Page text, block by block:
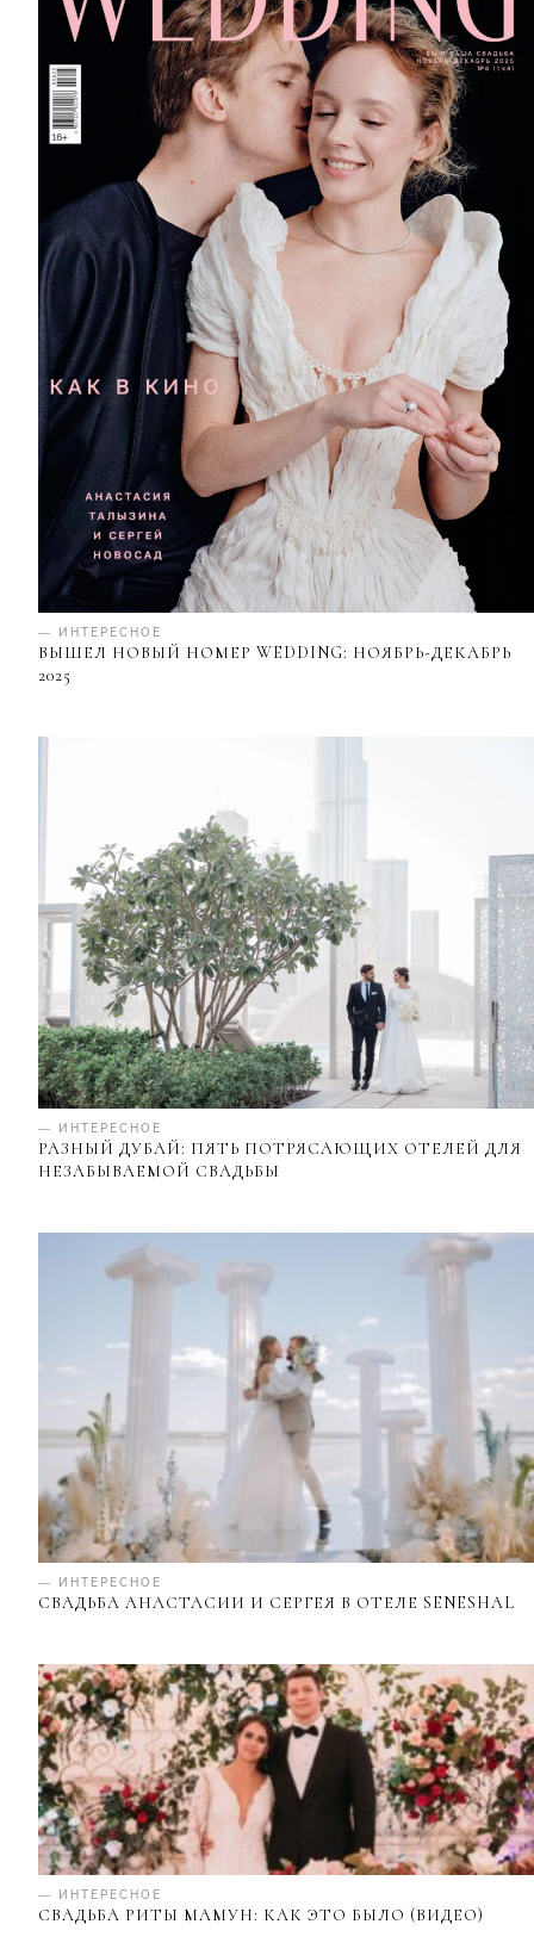
— ИНТЕРЕСНОЕ
ВЫШЕЛ НОВЫЙ НОМЕР WEDDING: НОЯБРЬ-ДЕКАБРЬ
2025
— ИНТЕРЕСНОЕ
РАЗНЫЙ ДУБАЙ: ПЯТЬ ПОТРЯСАЮЩИХ ОТЕЛЕЙ ДЛЯ
НЕЗАБЫВАЕМОЙ СВАДЬБЫ
— ИНТЕРЕСНОЕ
СВАДЬБА АНАСТАСИИ И СЕРГЕЯ В ОТЕЛЕ SENESHAL
— ИНТЕРЕСНОЕ
СВАДЬБА РИТЫ МАМУН: КАК ЭТО БЫЛО (ВИДЕО)